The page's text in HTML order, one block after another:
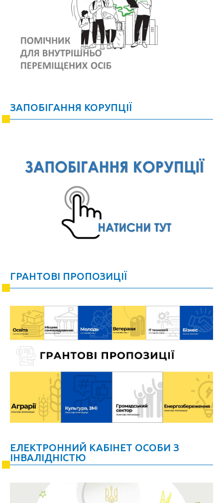
ЗАПОБІГАННЯ КОРУПЦІЇ
ГРАНТОВІ ПРОПОЗИЦІЇ
ЕЛЕКТРОННИЙ КАБІНЕТ ОСОБИ З
ІНВАЛІДНІСТЮ